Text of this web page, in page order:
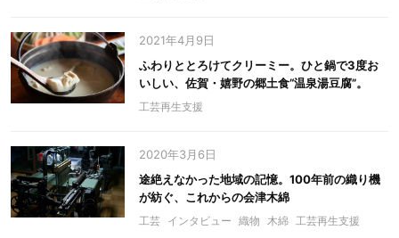
2021年4月9日
ふわりととろけてクリーミー。ひと鍋で3度お
いしい、佐賀・嬉野の郷土食“温泉湯豆腐”。
工芸再生支援
2020年3月6日
途絶えなかった地域の記憶。100年前の織り機
が紡ぐ、これからの会津木綿
工芸 インタビュー 織物 木綿 工芸再生支援